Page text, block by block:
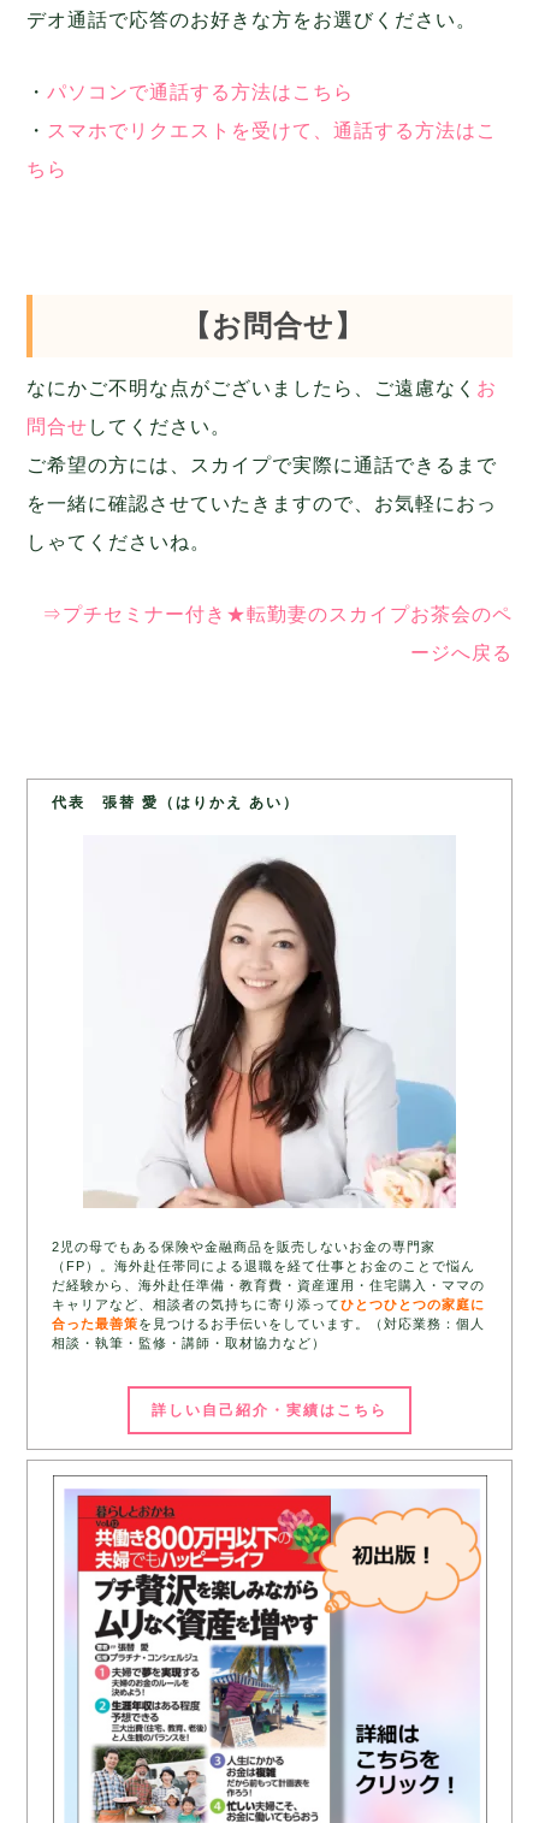
デオ通話で応答のお好きな方をお選びください。
・パソコンで通話する方法はこちら
・ スマホでリクエストを受けて、通話する方法はこ
ちら
【お問合せ】
なにかご不明な点がございましたら、ご遠慮なく お
問合せ してください。
ご希望の方には、スカイプで実際に通話できるまで
を一緒に確認させていたきますので、お気軽におっ
しゃてくださいね。
⇒プチセミナー付き★転勤妻のスカイプお茶会のペ
ージへ戻る
代表 張替 愛（はりかえ あい）
2児の母でもある保険や金融商品を販売しないお金の専門家
（FP）。海外赴任帯同による退職を経て仕事とお金のことで悩ん
だ経験から、海外赴任準備・教育費・資産運用・住宅購入・ママの
キャリアなど、相談者の気持ちに寄り添ってひとつひとつの家庭に
合った最善策を見つけるお手伝いをしています。（対応業務：個人
相談・執筆・監修・講師・取材協力など）
詳しい自己紹介・実績はこちら